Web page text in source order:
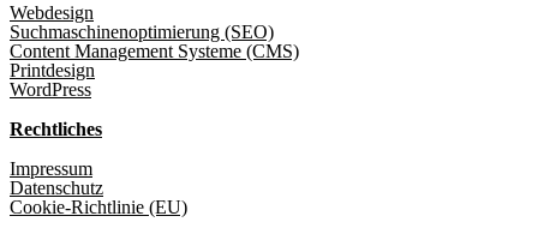
Webdesign
Suchmaschinenoptimierung (SEO)
Content Management Systeme (CMS)
Printdesign
WordPress
Rechtliches
Impressum
Datenschutz
Cookie-Richtlinie (EU)